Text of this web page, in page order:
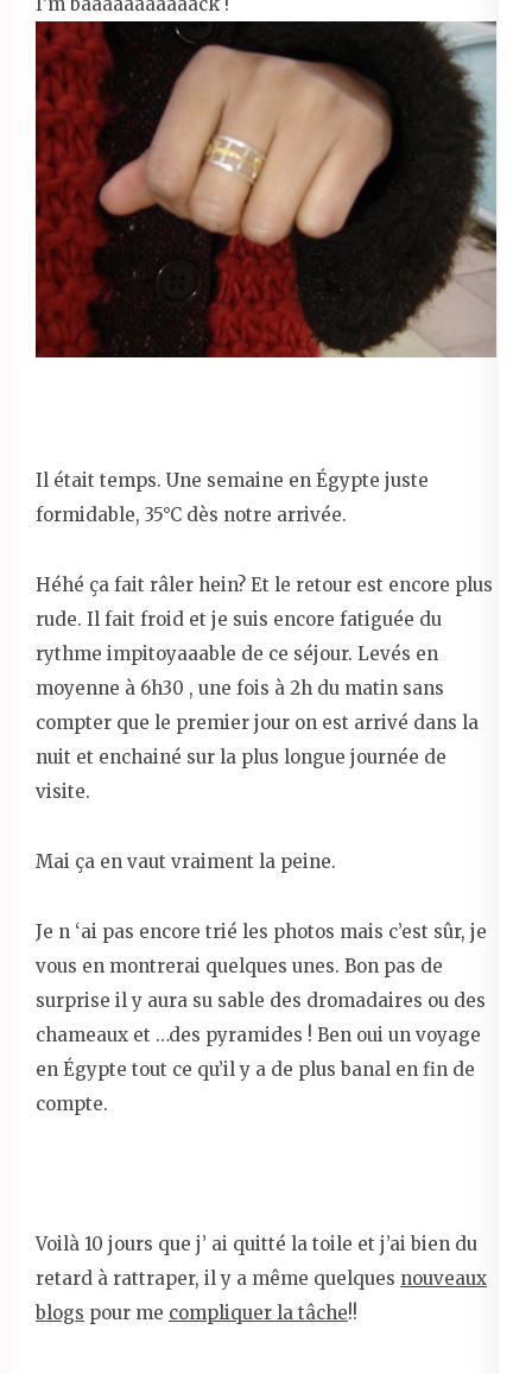
Il était temps. Une semaine en Égypte juste
formidable, 35°C dès notre arrivée.
Héhé ça fait râler hein? Et le retour est encore plus
rude. Il fait froid et je suis encore fatiguée du
rythme impitoyaaable de ce séjour. Levés en
moyenne à 6h30 , une fois à 2h du matin sans
compter que le premier jour on est arrivé dans la
nuit et enchainé sur la plus longue journée de
visite.
Mai ça en vaut vraiment la peine.
Je n ‘ai pas encore trié les photos mais c’est sûr, je
vous en montrerai quelques unes. Bon pas de
surprise il y aura su sable des dromadaires ou des
chameaux et …des pyramides ! Ben oui un voyage
en Égypte tout ce qu’il y a de plus banal en fin de
compte.
Voilà 10 jours que j’ ai quitté la toile et j’ai bien du
retard à rattraper, il y a même quelques nouveaux
blogs pour me compliquer la tâche!!